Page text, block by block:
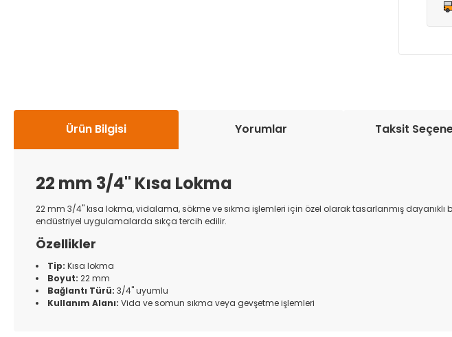
Ürün Bilgisi Yorumlar Taksit
22 mm 3/4'' Kısa Lokma
22 mm 3/4'' kısa lokma, vidalama, sökme ve sıkma işlemleri için özel olarak tasarlanmış
endüstriyel uygulamalarda sıkça tercih edilir.
Özellikler
Tip: Kısa lokma
Boyut: 22 mm
Bağlantı Türü: 3/4'' uyumlu
Kullanım Alanı: Vida ve somun sıkma veya gevşetme işlemleri